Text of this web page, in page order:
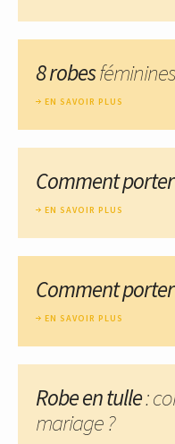
8 robes
EN SAVOIR PLUS
Comment porter
EN SAVOIR PLUS
Comment porter
EN SAVOIR PLUS
Robe en tulle:
mariage ?